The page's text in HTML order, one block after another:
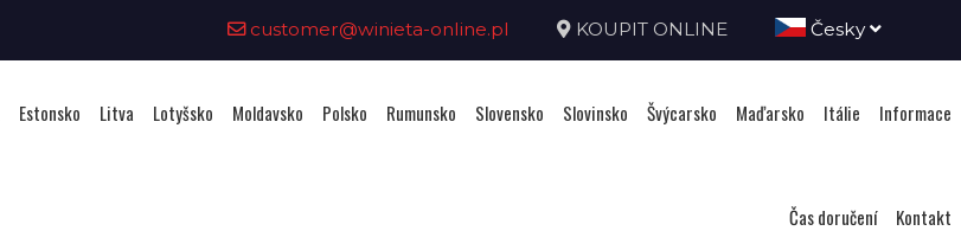
customer@winieta-online.pl KOUPIT ONLINE Česky
Estonsko Litva Lotyšsko Moldavsko Polsko Rumunsko Slovensko Slovinsko Švýcarsko Maďarsko Itálie Informace
Čas doručení Kontakt